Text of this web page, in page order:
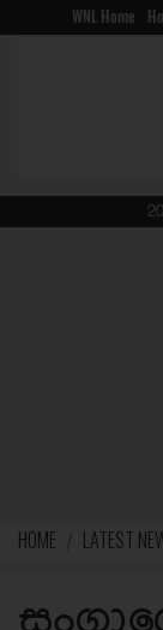
WNL Home
HOME LATEST